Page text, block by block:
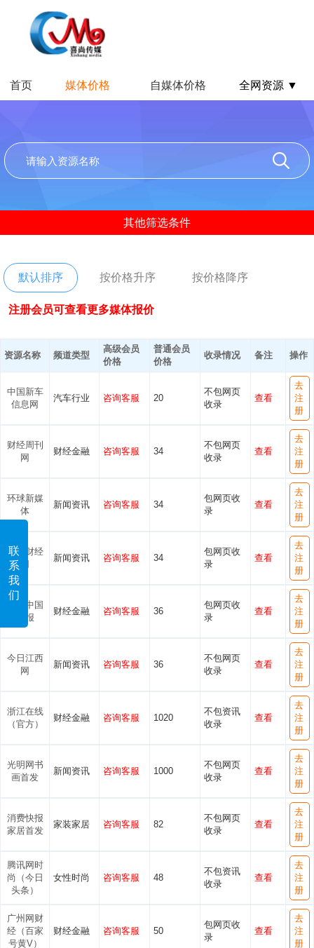
联
系
我
们
首页 媒体价格 自媒体价格 全网资源 ▼
其他筛选条件
默认排序 按价格升序 按价格降序
注册会员可查看更多媒体报价
资源名称 频道类型
高级会员
价格
普通会员
价格
收录情况 备注 操作
中国新车
信息网
汽车行业 咨询客服 20
不包网页
收录
查看
去
注
册
财经周刊
网
财经金融 咨询客服 34
不包网页
收录
查看
去
注
册
环球新媒
体
新闻资讯 咨询客服 34
包网页收
录
查看
去
注
册
东北财经
新闻资讯 咨询客服 34
包网页收
录
查看
去
注
册
财经中国
时报
财经金融 咨询客服 36
包网页收
录
查看
去
注
册
今日江西
网
新闻资讯 咨询客服 36
不包网页
收录
查看
去
注
册
浙江在线
（官方）
财经金融 咨询客服 1020
不包资讯
收录
查看
去
注
册
光明网书
画首发
新闻资讯 咨询客服 1000
不包网页
收录
查看
去
注
册
消费快报
家居首发
家装家居 咨询客服 82
不包网页
收录
查看
去
注
册
腾讯网时
尚（今日
头条）
女性时尚 咨询客服 48
不包资讯
收录
查看
去
注
册
广州网财
经（百家
号黄V）
财经金融 咨询客服 50
包网页收
录
查看
去
注
册